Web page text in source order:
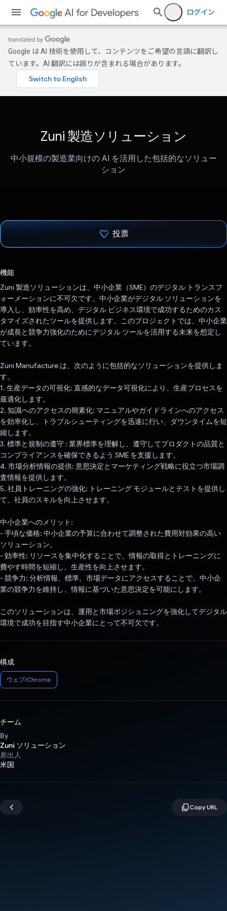
ログイン
Google は AI 技術を使用して、コンテンツをご希望の言語に翻訳し
ています。AI 翻訳には誤りが含まれる場合があります。
Zuni 製造ソリューション
中小規模の製造業向けの AI を活用した包括的なソリュー
ション
投票
機能
Zuni 製造ソリューションは、中小企業（SME）のデジタル トランスフ
ォーメーションに不可欠です。中小企業がデジタル ソリューションを
導入し、効率性を高め、デジタル ビジネス環境で成功するためのカス
タマイズされたツールを提供します。このプロジェクトでは、中小企業
が成長と競争力強化のためにデジタル ツールを活用する未来を想定し
ています。
Zuni Manufacture は、次のように包括的なソリューションを提供しま
す。
1. 生産データの可視化: 直感的なデータ可視化により、生産プロセスを
最適化します。
2. 知識へのアクセスの簡素化: マニュアルやガイドラインへのアクセス
を効率化し、トラブルシューティングを迅速に行い、ダウンタイムを短
縮します。
3. 標準と規制の遵守 : 業界標準を理解し、遵守してプロダクトの品質と
コンプライアンスを確保できるよう SME を支援します。
4. 市場分析情報の提供: 意思決定とマーケティング戦略に役立つ市場調
査情報を提供します。
5. 社員トレーニングの強化: トレーニング モジュールとテストを提供し
て、社員のスキルを向上させます。
中小企業へのメリット:
- 手頃な価格: 中小企業の予算に合わせて調整された費用対効果の高い
ソリューション。
- 効率性: リソースを集中化することで、情報の取得とトレーニングに
費やす時間を短縮し、生産性を向上させます。
- 競争力: 分析情報、標準、市場データにアクセスすることで、中小企
業の競争力を維持し、情報に基づいた意思決定を可能にします。
このソリューションは、運用と市場ポジショニングを強化してデジタル
環境で成功を目指す中小企業にとって不可欠です。
構成
ウェブ/Chrome
チーム
By
Zuni ソリューション
差出人
米国